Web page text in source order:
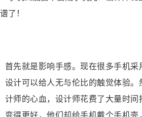
首先就是影响手感。现在很多手机采
设计可以给人无与伦比的触觉体验。
计师的心血，设计师花费了大量时间
变得更好，他们却给手机戴个手机壳